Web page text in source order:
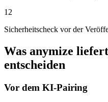
12
Sicherheitscheck vor der
Was anymize
entscheiden
Vor dem KI-Pairing